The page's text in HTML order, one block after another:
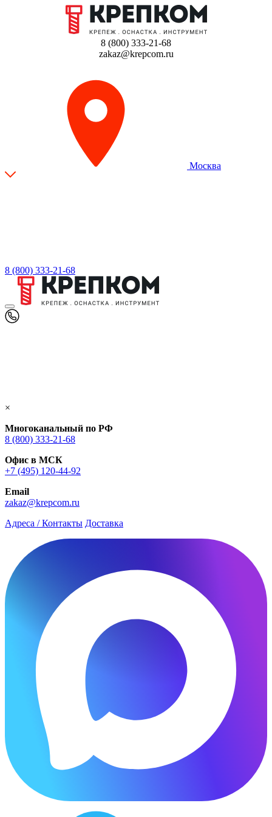
8 (800) 333-21-68
zakaz@krepcom.ru
Москва
8 (800) 333-21-68
×
Многоканальный по РФ
8 (800) 333‑21-68
Офис в МСК
+7 (495) 120-44-92
Email
zakaz@krepcom.ru
Адреса / Контакты Доставка